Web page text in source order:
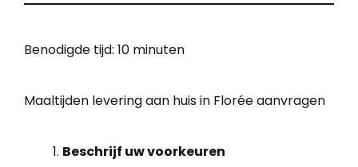
Benodigde tijd: 10 minuten
Maaltijden levering aan huis in Florée aanvragen
Beschrijf uw voorkeuren